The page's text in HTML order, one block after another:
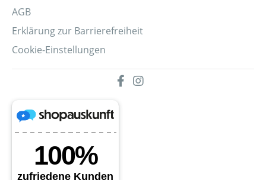
AGB
Erklärung zur Barrierefreiheit
Cookie-Einstellungen